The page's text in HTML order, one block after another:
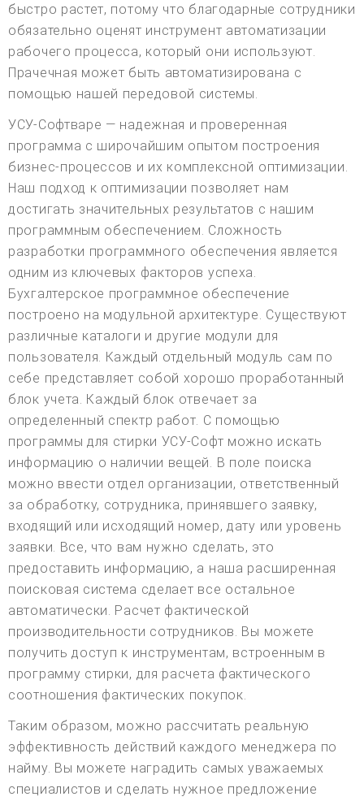
быстро растет, потому что благодарные сотрудники
обязательно оценят инструмент автоматизации
рабочего процесса, который они используют.
Прачечная может быть автоматизирована с
помощью нашей передовой системы.
УСУ-Софтваре — надежная и проверенная
программа с широчайшим опытом построения
бизнес-процессов и их комплексной оптимизации.
Наш подход к оптимизации позволяет нам
достигать значительных результатов с нашим
программным обеспечением. Сложность
разработки программного обеспечения является
одним из ключевых факторов успеха.
Бухгалтерское программное обеспечение
построено на модульной архитектуре. Существуют
различные каталоги и другие модули для
пользователя. Каждый отдельный модуль сам по
себе представляет собой хорошо проработанный
блок учета. Каждый блок отвечает за
определенный спектр работ. С помощью
программы для стирки УСУ-Софт можно искать
информацию о наличии вещей. В поле поиска
можно ввести отдел организации, ответственный
за обработку, сотрудника, принявшего заявку,
входящий или исходящий номер, дату или уровень
заявки. Все, что вам нужно сделать, это
предоставить информацию, а наша расширенная
поисковая система сделает все остальное
автоматически. Расчет фактической
производительности сотрудников. Вы можете
получить доступ к инструментам, встроенным в
программу стирки, для расчета фактического
соотношения фактических покупок.
Таким образом, можно рассчитать реальную
эффективность действий каждого менеджера по
найму. Вы можете наградить самых уважаемых
специалистов и сделать нужное предложение